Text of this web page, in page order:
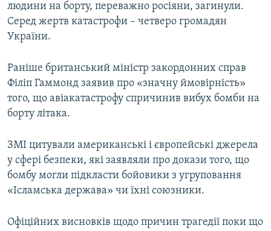
людини на борту, переважно росіяни, загинули.
Серед жертв катастрофи – четверо громадян
України.
Раніше британський міністр закордонних справ
Філіп Гаммонд заявив про «значну ймовірність»
того, що авіакатастрофу спричинив вибух бомби на
борту літака.
ЗМІ цитували американські і європейські джерела
у сфері безпеки, які заявляли про докази того, що
бомбу могли підкласти бойовики з угруповання
«Ісламська держава» чи їхні союзники.
Офіційних висновків щодо причин трагедії поки що